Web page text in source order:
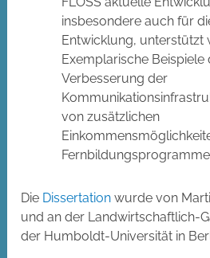
insbesondere auch für
Entwicklung, unterstützt
Exemplarische Beispiele
Verbesserung der
von zusätzlichen
Die Dissertation wurde von
und an der Landwirtschaftlich-
der Humboldt-Universität in